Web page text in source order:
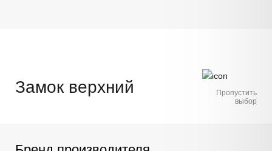
Замок верхний
Пропустить
выбор